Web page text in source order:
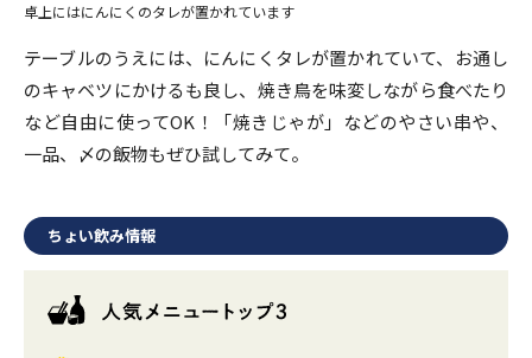
卓上にはにんにくのタレが置かれています
テーブルのうえには、にんにくタレが置かれていて、お通し
のキャベツにかけるも良し、焼き鳥を味変しながら食べたり
など自由に使ってOK！「焼きじゃが」などのやさい串や、
一品、〆の飯物もぜひ試してみて。
ちょい飲み情報